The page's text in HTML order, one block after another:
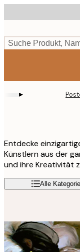
to
content.
Suche Produkt,
▸
Entdecke
Künstlern aus der
und ihre Kreativität
Alle